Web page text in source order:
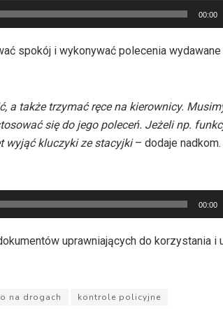
00:00
spokój i wykonywać polecenia
a także trzymać ręce na kierownicy.
się do jego poleceń. Jeżeli np.
wyjąć kluczyki ze stacyjki– dodaje nadkom.
00:00
uprawniających do korzystania i
na drogach
kontrole policyjne